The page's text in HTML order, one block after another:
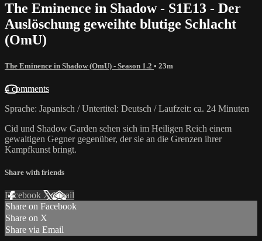
The Eminence in Shadow - S1E13 - Der
Auslöschung geweihte blutige Schlacht
(OmU)
The Eminence in Shadow (OmU) - Season 1.2 • 23m
4 comments
Sprache: Japanisch / Untertitel: Deutsch / Laufzeit: ca. 24 Minuten
Cid und Shadow Garden sehen sich im Heiligen Reich einem
gewaltigen Gegner gegenüber, der sie an die Grenzen ihrer
Kampfkunst bringt.
Share with friends
Facebook XEmail
Share on Facebook
Share on X
Share via Email